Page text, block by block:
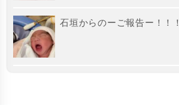
石垣からのーご報告ー！！！